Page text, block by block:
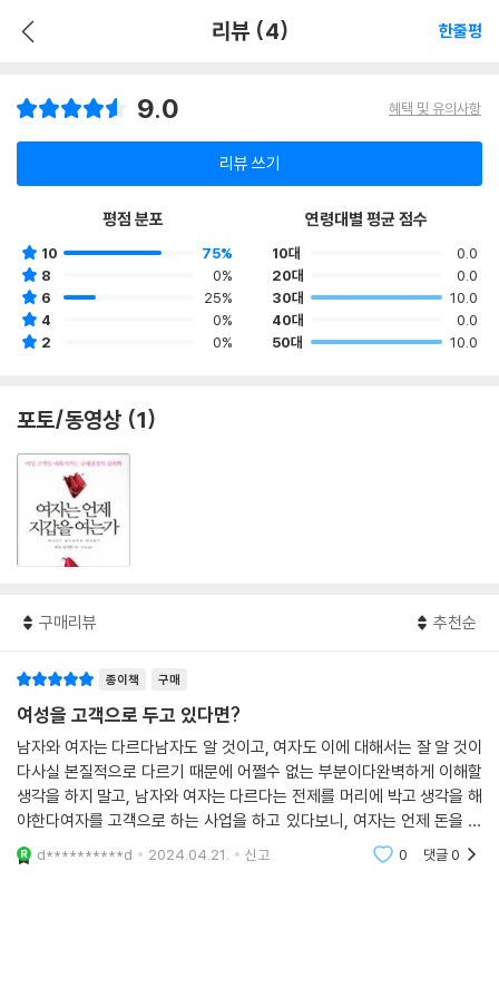
리뷰 (4) 한줄평
9.0 혜택 및 유의사항
리뷰 쓰기
평점 분포
10
75%
8
0%
6
25%
4
0%
2
0%
연령대별 평균 점수
10대
0.0
20대
0.0
30대
10.0
40대
0.0
50대
10.0
포토/동영상 (1)
구매리뷰 추천순
종이책 구매
여성을 고객으로 두고 있다면?
남자와 여자는 다르다남자도 알 것이고, 여자도 이에 대해서는 잘 알 것이
다사실 본질적으로 다르기 때문에 어쩔수 없는 부분이다완벽하게 이해할
생각을 하지 말고, 남자와 여자는 다르다는 전제를 머리에 박고 생각을 해
야한다여자를 고객으로 하는 사업을 하고 있다보니, 여자는 언제 돈을 쓰
고 어떻게 여자가 돈을 쓰게 할 수 있을지에 대해 고민을 하다가 구입해본
책이다남자와 여
d**********d 2024.04.21. 신고 0 댓글0